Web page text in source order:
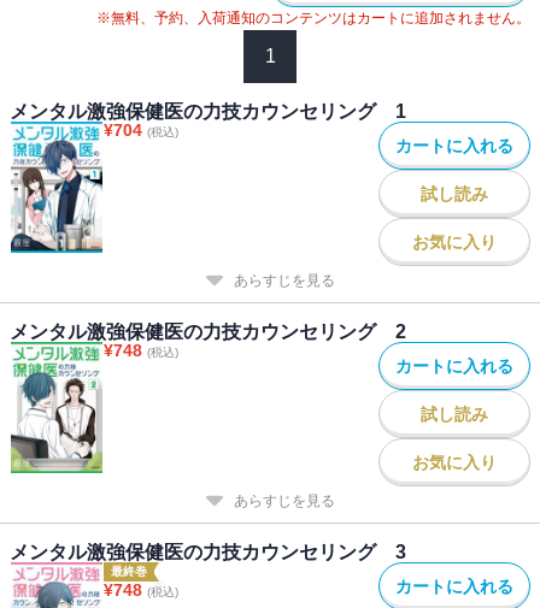
※無料、予約、入荷通知のコンテンツはカートに追加されません。
1
メンタル激強保健医の力技カウンセリング 1
¥704 (税込)
カートに入れる
試し読み
お気に入り
あらすじを見る
メンタル激強保健医の力技カウンセリング 2
¥748 (税込)
カートに入れる
試し読み
お気に入り
あらすじを見る
メンタル激強保健医の力技カウンセリング 3
最終巻
¥748 (税込) カートに入れる